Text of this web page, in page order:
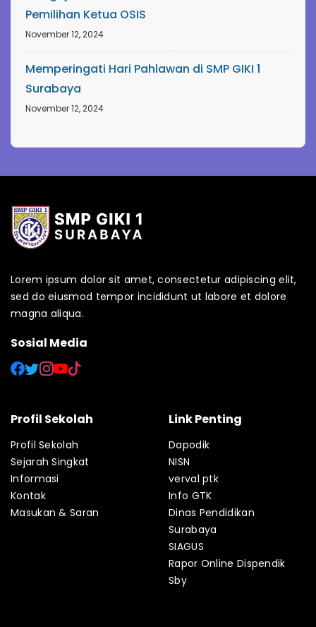
Pemilihan Ketua OSIS
November 12, 2024
Memperingati Hari Pahlawan di SMP GIKI 1
Surabaya
November 12, 2024
Lorem ipsum dolor sit amet, consectetur adipiscing elit,
sed do eiusmod tempor incididunt ut labore et dolore
magna aliqua.
Sosial Media
Profil Sekolah
Profil Sekolah
Sejarah Singkat
Informasi
Kontak
Masukan & Saran
Link Penting
Dapodik
NISN
verval ptk
Info GTK
Dinas Pendidikan
Surabaya
SIAGUS
Rapor Online Dispendik
Sby